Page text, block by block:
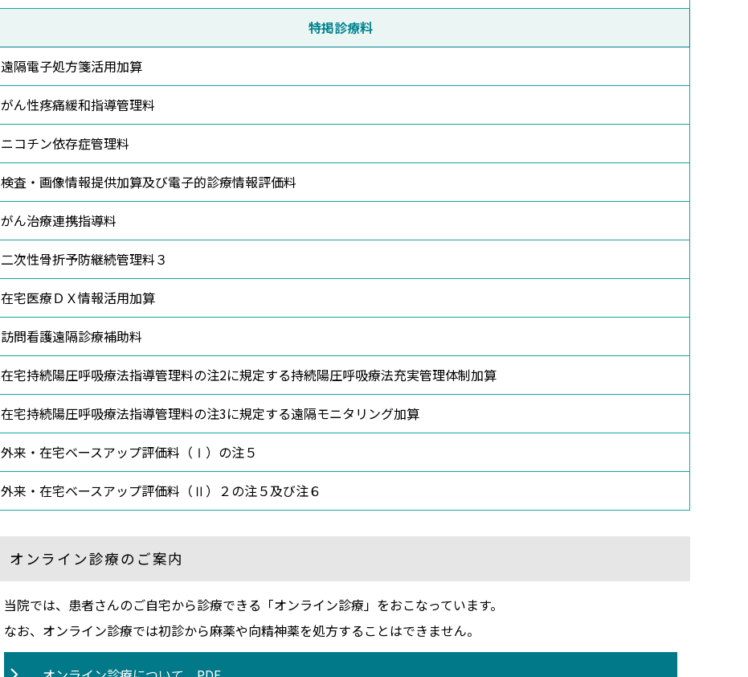
特掲診療料
遠隔電子処方箋活用加算
がん性疼痛緩和指導管理料
ニコチン依存症管理料
検査・画像情報提供加算及び電子的診療情報評価料
がん治療連携指導料
二次性骨折予防継続管理料３
在宅医療ＤＸ情報活用加算
訪問看護遠隔診療補助料
在宅持続陽圧呼吸療法指導管理料の注2に規定する持続陽圧呼吸療法充実管理体制加算
在宅持続陽圧呼吸療法指導管理料の注3に規定する遠隔モニタリング加算
外来・在宅ベースアップ評価料（Ⅰ）の注５
外来・在宅ベースアップ評価料（Ⅱ）２の注５及び注６
オンライン診療のご案内
当院では、患者さんのご自宅から診療できる「オンライン診療」をおこなっています。
なお、オンライン診療では初診から麻薬や向精神薬を処方することはできません。